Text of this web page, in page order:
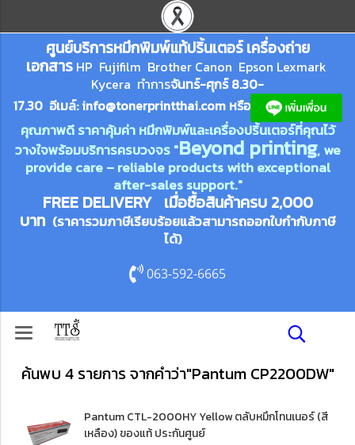
ศูนย์บริการหมึกพิมพ์แท้ปริ้นเตอร์ เครื่องถ่าย
เอกสาร HP Fujifilm Brother Canon Epson Lexmark
Kycera ทำการจันทร์-ศุกร์ 8.30-
17.30 อีเมล์:info@tonerprintthai.com หรือ
คุณภาพดี ราคาคุ้มค่า หมึกพิมพ์และเครื่องปริ้นเตอร์ที่คุณไว้
วางใจพร้อมบริการครบวงจร "Beyond printing, we
provide care – reliable products with exceptional
after-sales support."
FREE DELIVERY เมื่อซื้อสินค้าครบ 2,000
บาท (ราคารวมภาษีเรียบร้อยแล้วสามารถออกใบกำกับภาษี
ได้)
063-592-6665
ค้นพบ 4 รายการ จากคำว่า"Pantum CP2200DW"
Pantum CTL-2000HY Yellow ตลับหมึกโทนเนอร์ (สี
เหลือง) ของแท้ ประกันศูนย์